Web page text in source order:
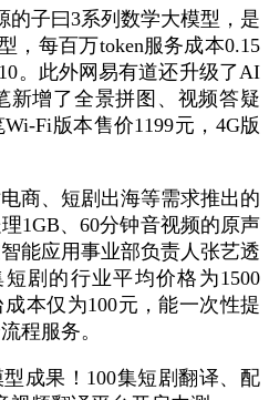
的子曰3系列数学大模型，是
，每百万token服务成本0.15
。此外网易有道还升级了AI
新增了全景拼图、视频答疑
Fi版本售价1199元，4G版
商、短剧出海等需求推出的
1GB、60分钟音视频的原声
能应用事业部负责人张艺透
剧的行业平均价格为1500
本仅为100元，能一次性提
程服务。